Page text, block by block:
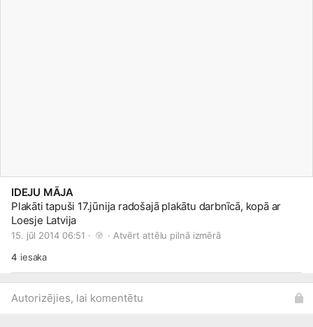
IDEJU MĀJA
Plakāti tapuši 17.jūnija radošajā plakātu darbnīcā, kopā ar
Loesje Latvija
15. jūl 2014 06:51 · · Atvērt attēlu pilnā izmērā
4 iesaka
Autorizējies, lai komentētu